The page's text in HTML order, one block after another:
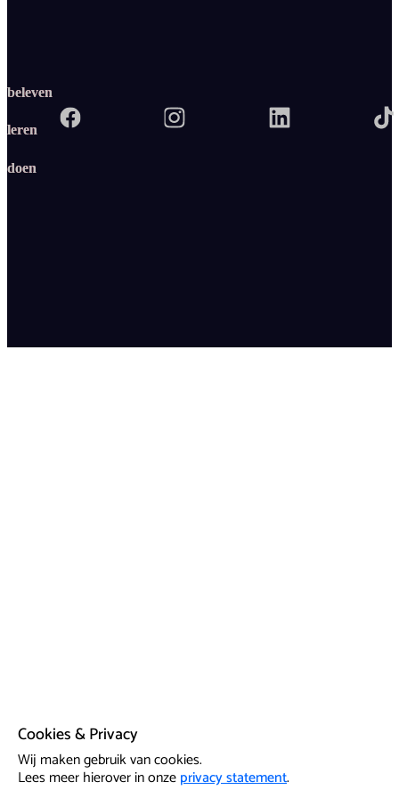
Cookies & Privacy
Wij maken gebruik van cookies.
Lees meer hierover in onzeprivacy statement.
beleven
leren
doen